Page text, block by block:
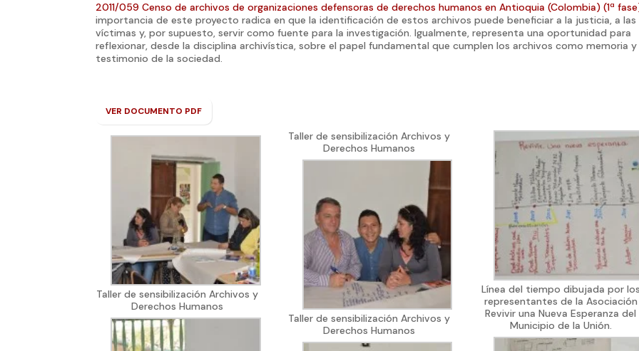
2011/059 Censo de archivos de organizaciones defensoras de derechos humanos en Antioquia (Colombia) (1ª
importancia de este proyecto radica en que la identificación de estos archivos puede beneficiar a la justicia, a las
víctimas y, por supuesto, servir como fuente para la investigación. Igualmente, representa una oportunidad para
reflexionar, desde la disciplina archivística, sobre el papel fundamental que cumplen los archivos como memoria y
testimonio de la sociedad.
VER DOCUMENTO PDF
Taller de sensibilización Archivos y
Derechos Humanos
Taller de sensibilización Archivos y
Derechos Humanos
Taller de sensibilización Archivos y
Derechos Humanos
Línea del tiempo dibujada por
representantes de la Asociación
Revivir una Nueva Esperanza del
Municipio de la Unión.